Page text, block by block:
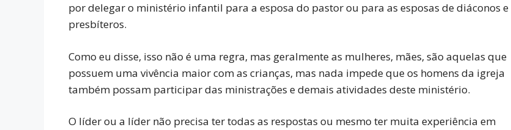
por delegar o ministério infantil para a esposa do pastor ou para as esposas de diáconos e
presbíteros.
Como eu disse, isso não é uma regra, mas geralmente as mulheres, mães, são aquelas que
possuem uma vivência maior com as crianças, mas nada impede que os homens da igreja
também possam participar das ministrações e demais atividades deste ministério.
O líder ou a líder não precisa ter todas as respostas ou mesmo ter muita experiência em